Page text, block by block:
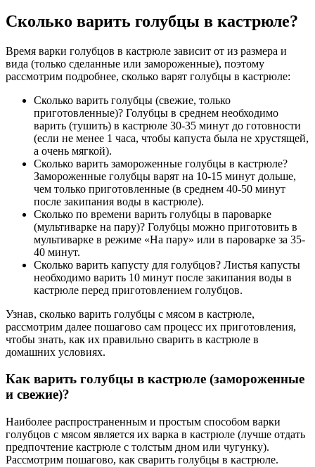
Сколько варить голубцы в кастрюле?
Время варки голубцов в кастрюле зависит от из размера и
вида (только сделанные или замороженные), поэтому
рассмотрим подробнее, сколько варят голубцы в кастрюле:
Сколько варить голубцы (свежие, только
приготовленные)? Голубцы в среднем необходимо
варить (тушить) в кастрюле 30-35 минут до готовности
(если не менее 1 часа, чтобы капуста была не хрустящей,
а очень мягкой).
Сколько варить замороженные голубцы в кастрюле?
Замороженные голубцы варят на 10-15 минут дольше,
чем только приготовленные (в среднем 40-50 минут
после закипания воды в кастрюле).
Сколько по времени варить голубцы в пароварке
(мультиварке на пару)? Голубцы можно приготовить в
мультиварке в режиме «На пару» или в пароварке за 35-
40 минут.
Сколько варить капусту для голубцов? Листья капусты
необходимо варить 10 минут после закипания воды в
кастрюле перед приготовлением голубцов.
Узнав, сколько варить голубцы с мясом в кастрюле,
рассмотрим далее пошагово сам процесс их приготовления,
чтобы знать, как их правильно сварить в кастрюле в
домашних условиях.
Как варить голубцы в кастрюле (замороженные
и свежие)?
Наиболее распространенным и простым способом варки
голубцов с мясом является их варка в кастрюле (лучше отдать
предпочтение кастрюле с толстым дном или чугунку).
Рассмотрим пошагово, как сварить голубцы в кастрюле.